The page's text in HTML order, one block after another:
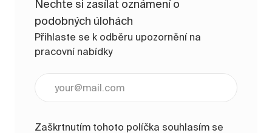
Nechte si zasílat oznámení o
podobných úlohách
Přihlaste se k odběru upozornění na
pracovní nabídky
Zaškrtnutím tohoto políčka souhlasím se